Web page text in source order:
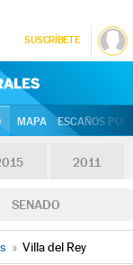
SUSCRÍBETE
MAPA ESCAÑOS
2011
SENADO
» Villa del Rey